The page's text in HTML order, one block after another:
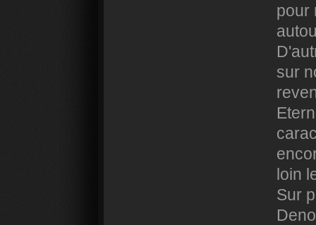
pour
sur
loin
Sur